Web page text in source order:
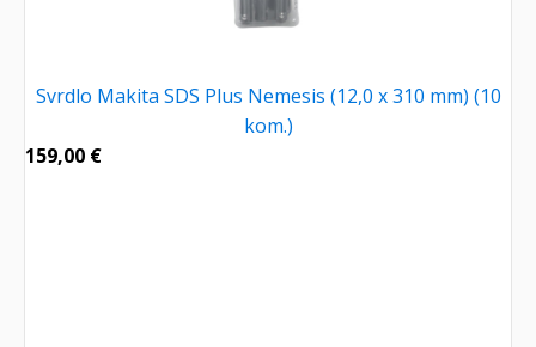
Svrdlo Makita SDS Plus Nemesis (12,0 x 310 mm) (10
kom.)
159,00 €